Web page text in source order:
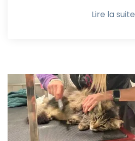
Lire la suite